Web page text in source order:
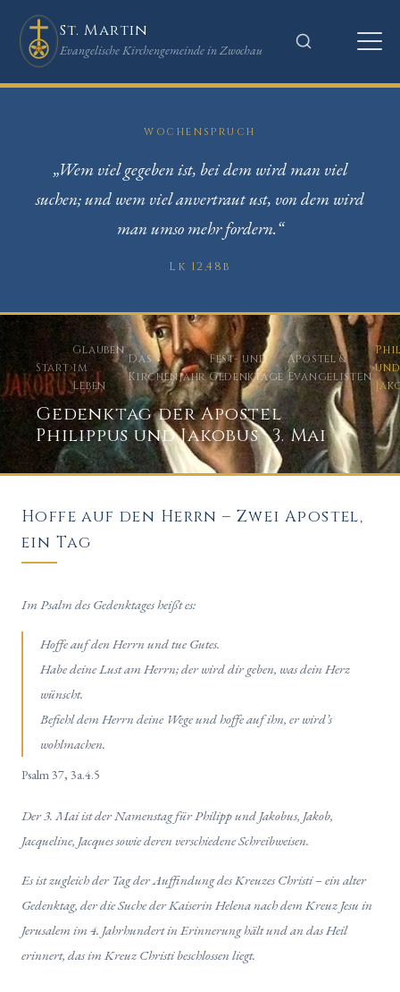
St. Martin
Evangelische Kirchengemeinde in Zwochau
WOCHENSPRUCH
„Wem viel gegeben ist, bei dem wird man viel
suchen; und wem viel anvertraut ust, von dem wird
man umso mehr fordern.“
Lk 12,48b
Start›
Glauben
im
Leben
›
Das
Kirchenjahr
›
Fest- und
Gedenktage
›
Apostel &
Evangelisten
›und
Gedenktag der Apostel
Philippus und Jakobus · 3. Mai
Hoffe auf den Herrn – Zwei Apostel,
ein Tag
Im Psalm des Gedenktages heißt es:
Hoffe auf den Herrn und tue Gutes.
Habe deine Lust am Herrn; der wird dir geben, was dein Herz
wünscht.
Befiehl dem Herrn deine Wege und hoffe auf ihn, er wird’s
wohlmachen.
Psalm 37, 3a.4.5
Der 3. Mai ist der Namenstag für Philipp und Jakobus, Jakob,
Jacqueline, Jacques sowie deren verschiedene Schreibweisen.
Es ist zugleich der Tag der Auffindung des Kreuzes Christi – ein alter
Gedenktag, der die Suche der Kaiserin Helena nach dem Kreuz Jesu in
Jerusalem im 4. Jahrhundert in Erinnerung hält und an das Heil
erinnert, das im Kreuz Christi beschlossen liegt.